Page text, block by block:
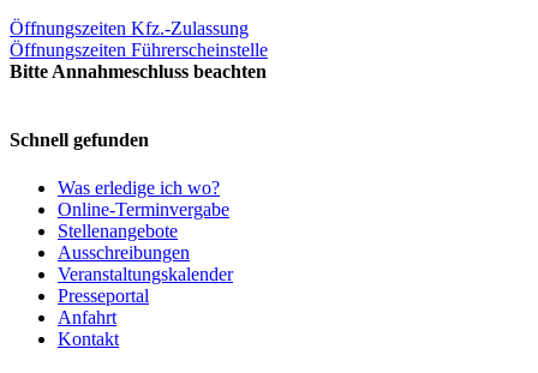
Öffnungszeiten Kfz.-Zulassung
Öffnungszeiten Führerscheinstelle
Bitte Annahmeschluss beachten
Schnell gefunden
Was erledige ich wo?
Online-Terminvergabe
Stellenangebote
Ausschreibungen
Veranstaltungskalender
Presseportal
Anfahrt
Kontakt